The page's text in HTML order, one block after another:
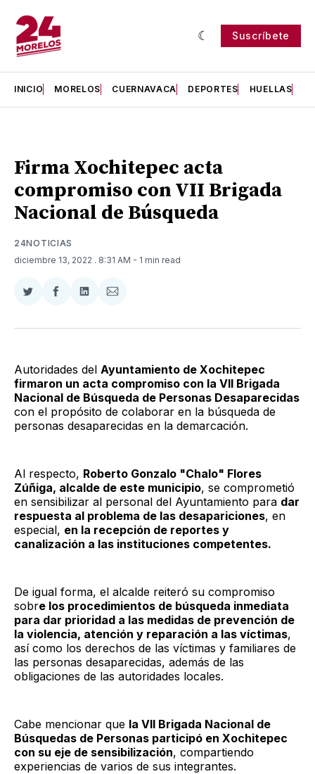
Suscríbete
INICIO MORELOS CUERNAVACA DEPORTES HUELLAS
Firma Xochitepec acta
compromiso con VII Brigada
Nacional de Búsqueda
24NOTICIAS
diciembre 13, 2022 . 8:31 AM - 1 min read
Compartir
Twitter
Compartir
Facebook
Compartir
LinkedIn
Compartir
Email
Autoridades del Ayuntamiento de Xochitepec
firmaron un acta compromiso con la VII Brigada
Nacional de Búsqueda de Personas Desaparecidas
con el propósito de colaborar en la búsqueda de
personas desaparecidas en la demarcación.
Al respecto, Roberto Gonzalo "Chalo" Flores
Zúñiga, alcalde de este municipio, se comprometió
en sensibilizar al personal del Ayuntamiento para dar
respuesta al problema de las desapariciones, en
especial, en la recepción de reportes y
canalización a las instituciones competentes.
De igual forma, el alcalde reiteró su compromiso
sobre los procedimientos de búsqueda inmediata
para dar prioridad a las medidas de prevención de
la violencia, atención y reparación a las víctimas,
así como los derechos de las víctimas y familiares de
las personas desaparecidas, además de las
obligaciones de las autoridades locales.
Cabe mencionar que la VII Brigada Nacional de
Búsquedas de Personas participó en Xochitepec
con su eje de sensibilización, compartiendo
experiencias de varios de sus integrantes.